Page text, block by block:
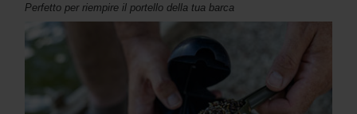
Perfetto per riempire il portello della tua barca